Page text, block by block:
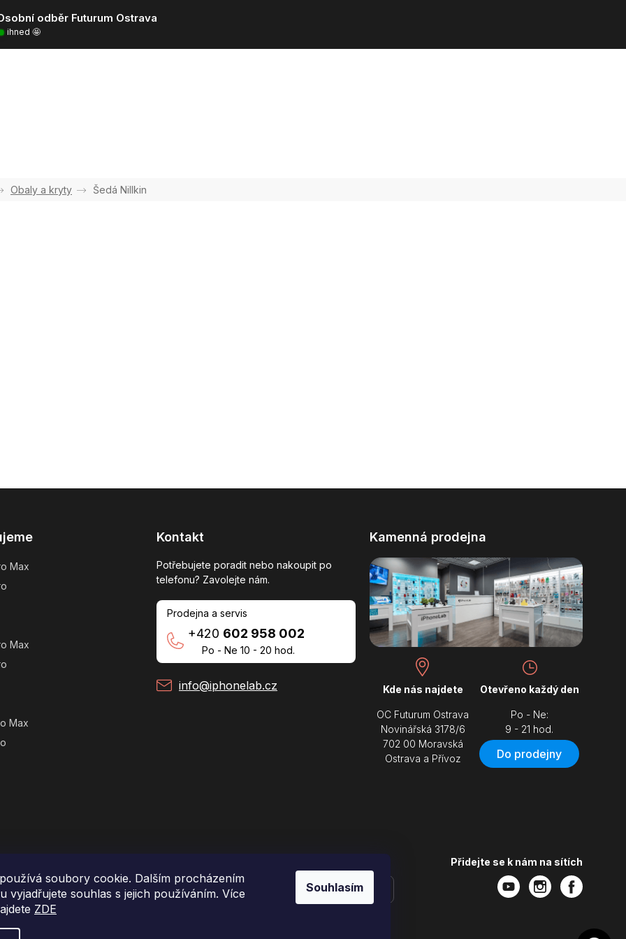
soubory cookie. Dalším procházením
vyjadřujete souhlas s jejich používáním. Více
ZDE
Souhlasím
odběr Futurum Ostrava
ihned 🤩
Obaly a kryty Šedá Nillkin
Max
Max
Max
Kontakt
Potřebujete poradit nebo nakoupit po
telefonu? Zavolejte nám.
Prodejna a servis
+420 602 958 002
Po - Ne 10 - 20 hod.
info@iphonelab.cz
Kamenná prodejna
Kde nás najdete
OC Futurum Ostrava
Novinářská 3178/6
702 00 Moravská
Ostrava a Přívoz
Otevřeno každý den
Po - Ne:
9 - 21 hod.
Do prodejny
Přidejte se k nám na sítích